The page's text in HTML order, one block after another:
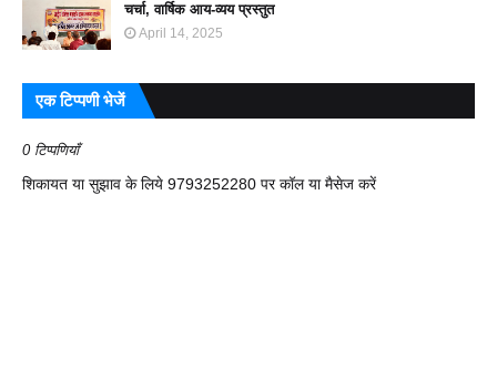
चर्चा, वार्षिक आय-व्यय प्रस्तुत
April 14, 2025
एक टिप्पणी भेजें
0 टिप्पणियाँ
शिकायत या सुझाव के लिये 9793252280 पर कॉल या मैसेज करें